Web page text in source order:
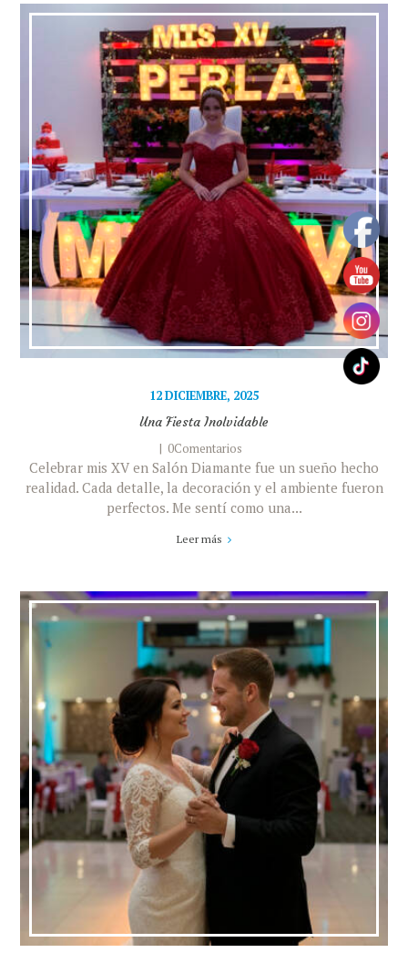
12 DICIEMBRE, 2025
Una Fiesta Inolvidable
0Comentarios
Celebrar mis XV en Salón Diamante fue un sueño hecho
realidad. Cada detalle, la decoración y el ambiente fueron
perfectos. Me sentí como una...
Leer más